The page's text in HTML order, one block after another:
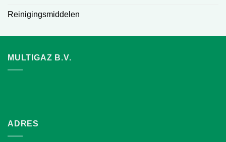
Reinigingsmiddelen
MULTIGAZ B.V.
ADRES